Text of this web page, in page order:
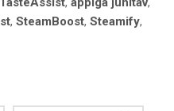
, SteamBoost, Steamify,